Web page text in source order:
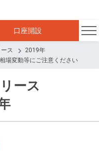
口座開設
ス
2019年
場変動等にご注意ください
ース